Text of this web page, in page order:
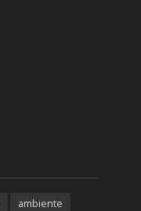
ambiente